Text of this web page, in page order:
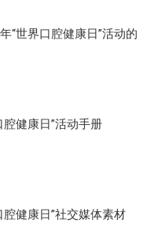
“世界口腔健康日”活动的
腔健康日”活动手册
腔健康日”社交媒体素材